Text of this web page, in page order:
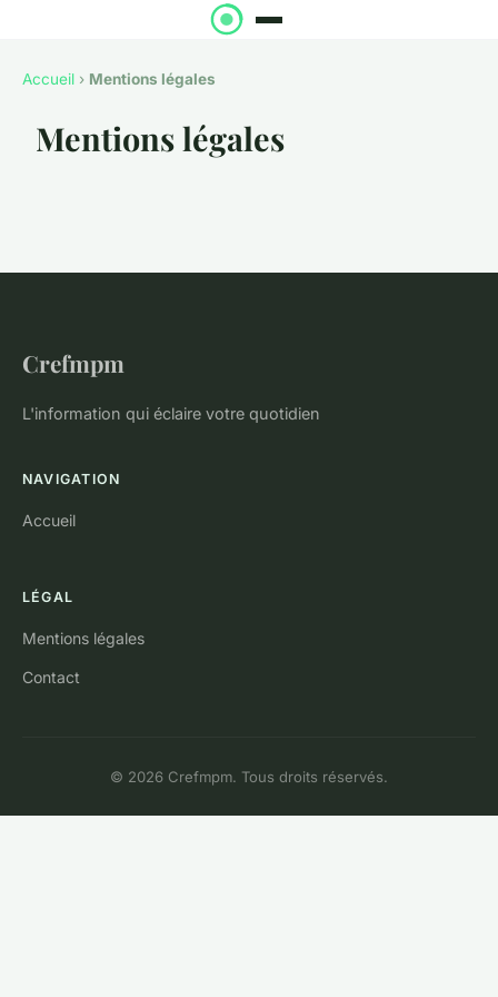
Accueil › Mentions légales
Mentions légales
Crefmpm
L'information qui éclaire votre quotidien
NAVIGATION
Accueil
LÉGAL
Mentions légales
Contact
© 2026 Crefmpm. Tous droits réservés.